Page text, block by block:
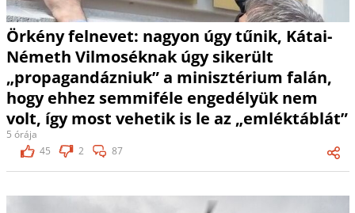
Örkény felnevet: nagyon úgy tűnik, Kátai-
Németh Vilmoséknak úgy sikerült
„propagandázniuk” a minisztérium falán,
hogy ehhez semmiféle engedélyük nem
volt, így most vehetik is le az „emléktáblát”
5 órája
45
2 87